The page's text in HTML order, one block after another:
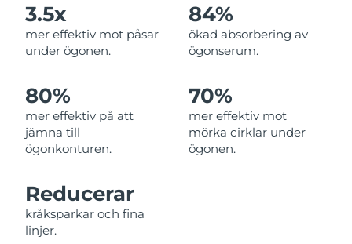
3.5x
mer effektiv mot påsar
under ögonen.
84%
ökad absorbering av
ögonserum.
80%
mer effektiv på att
jämna till
ögonkonturen.
70%
mer effektiv mot
mörka cirklar under
ögonen.
Reducerar
kråksparkar och fina
linjer.
Nederländerna Förväntad leverans
Nya Zeeland Förväntad leverans
Norge Förväntad leverans
Oman Förväntad leverans8/13/26
Polen